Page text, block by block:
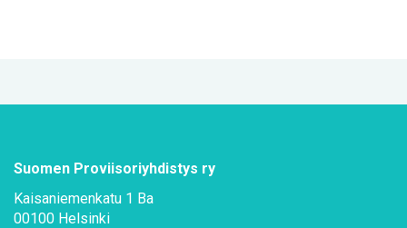
Suo­men Pro­vii­so­riyh­dis­tys ry
Kai­sa­nie­men­ka­tu 1 Ba
00100 Hel­sin­ki